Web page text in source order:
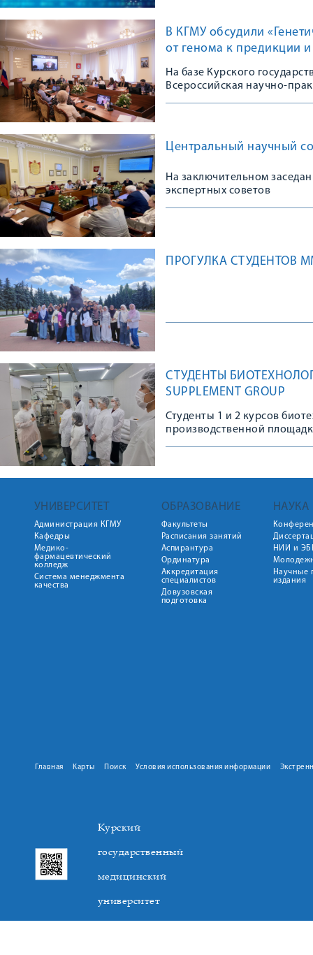
В КГМУ обсудили
от генома к предикции
На базе Курского
Всероссийская научно-
Центральный научный
На заключительном
экспертных советов
ПРОГУЛКА СТУДЕНТОВ
СТУДЕНТЫ
SUPPLEMENT GROUP
Студенты 1 и 2 курсов
производственной
УНИВЕРСИТЕТ
Администрация КГМУ
Кафедры
Медико-
фармацевтический
колледж
Система менеджмента
качества
ОБРАЗОВАНИЕ
Факультеты
Расписания занятий
Аспирантура
Ординатура
Аккредитация
специалистов
Довузовская
подготовка
НАУКА
НИИ и
Научные
издания
Главная Карты Поиск Условия использования информации
Курский
государственный
медицинский
университет